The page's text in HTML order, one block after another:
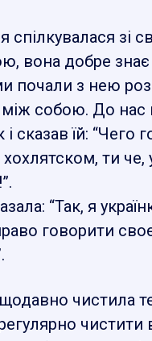
спілкувалася зі
вона добре знає
почали з нею
собою. До нас
і сказав їй: “Чего
ти че,
“Так, я
говорити
чистила
чистити